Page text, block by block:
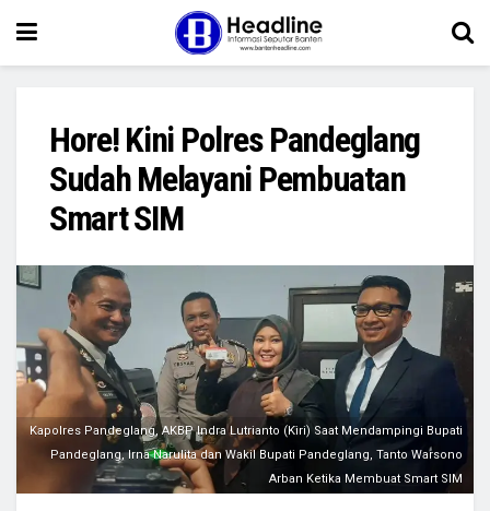
Hore! Kini Polres Pandeglang
Sudah Melayani Pembuatan
Smart SIM
Kapolres Pandeglang, AKBP Indra Lutrianto (Kiri) Saat Mendampingi Bupati
Pandeglang, Irna Narulita dan Wakil Bupati Pandeglang, Tanto Warsono
Arban Ketika Membuat Smart SIM